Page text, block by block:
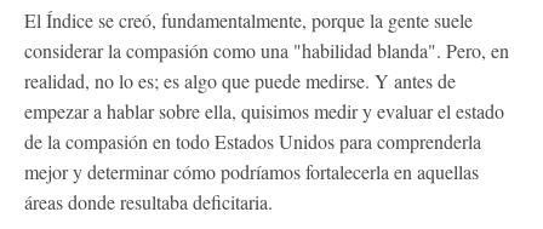
El Índice se creó, fundamentalmente, porque la gente suele
considerar la compasión como una "habilidad blanda". Pero, en
realidad, no lo es; es algo que puede medirse. Y antes de
empezar a hablar sobre ella, quisimos medir y evaluar el estado
de la compasión en todo Estados Unidos para comprenderla
mejor y determinar cómo podríamos fortalecerla en aquellas
áreas donde resultaba deficitaria.